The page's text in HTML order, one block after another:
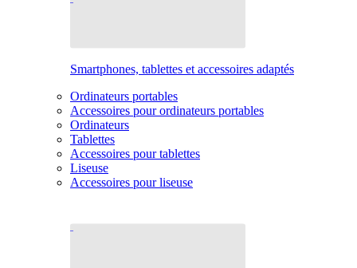
Smartphones, tablettes et accessoires adaptés
Ordinateurs portables
Accessoires pour ordinateurs portables
Ordinateurs
Tablettes
Accessoires pour tablettes
Liseuse
Accessoires pour liseuse